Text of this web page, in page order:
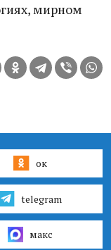
мирном
ок
telegram
макс